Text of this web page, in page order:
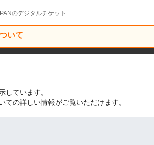
のデジタルチケット
いて
しています。
ての詳しい情報がご覧いただけます。